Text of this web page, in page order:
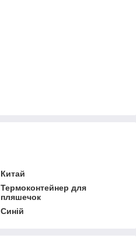
Китай
Термоконтейнер для
пляшечок
Синій